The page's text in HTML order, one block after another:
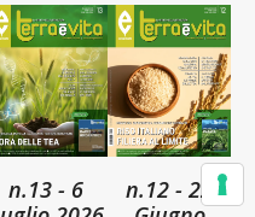
n.13 - 6
n.12 - 22